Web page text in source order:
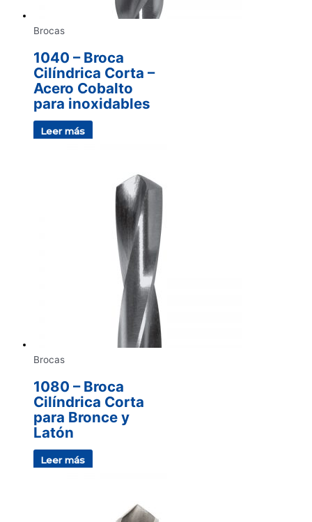
Brocas
1040 – Broca
Cilíndrica Corta –
Acero Cobalto
para inoxidables
Leer más
Brocas
1080 – Broca
Cilíndrica Corta
para Bronce y
Latón
Leer más